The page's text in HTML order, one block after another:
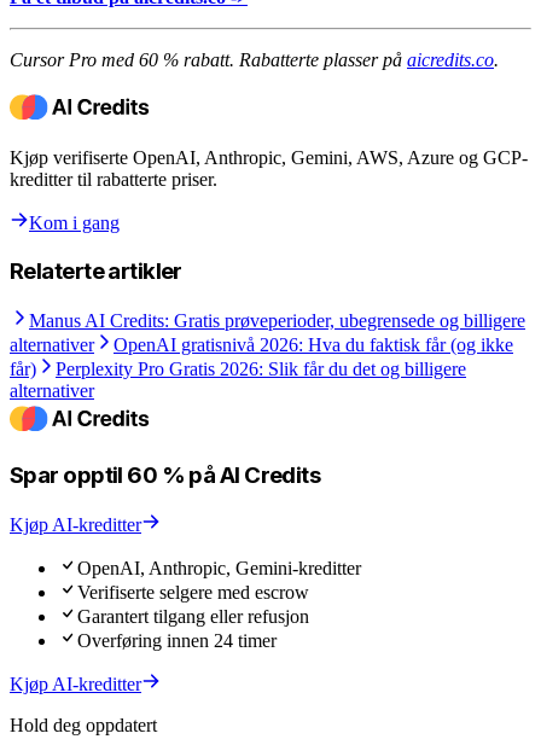
Cursor Pro med 60 % rabatt. Rabatterte plasser på aicredits.co.
Kjøp verifiserte OpenAI, Anthropic, Gemini, AWS, Azure og GCP-
kreditter til rabatterte priser.
Kom i gang
Relaterte artikler
Manus AI Credits: Gratis prøveperioder, ubegrensede og billigere
alternativer
OpenAI gratisnivå 2026: Hva du faktisk får (og ikke
får)
Perplexity Pro Gratis 2026: Slik får du det og billigere
alternativer
Spar opptil 60 % på AI Credits
Kjøp AI-kreditter
OpenAI, Anthropic, Gemini-kreditter
Verifiserte selgere med escrow
Garantert tilgang eller refusjon
Overføring innen 24 timer
Kjøp AI-kreditter
Hold deg oppdatert